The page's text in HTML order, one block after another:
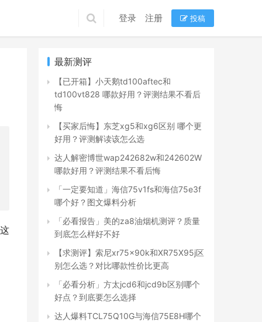
登录 注册 投稿
最新测评
【已开箱】小天鹅td100aftec和
td100vt828 哪款好用？评测结果不看后
悔
【买家后悔】东芝xg5和xg6区别 哪个更
好用？评测解读该怎么选
达人解密博世wap242682w和242602W
哪款好用？评测结果不看后悔
「一定要知道」海信75v1fs和海信75e3f
哪个好？图文爆料分析
「必看报告」美的za8油烟机测评？质量
到底怎么样好不好
【求测评】索尼xr75x90k和XR75X95j区
别怎么选？对比哪款性价比更高
「必看分析」方太jcd6和jcd9b区别哪个
好点？到底要怎么选择
达人爆料TCL75Q10G与海信75E8H哪个